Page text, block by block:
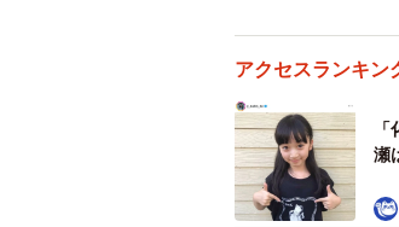
アクセスランキン
瀬
雰